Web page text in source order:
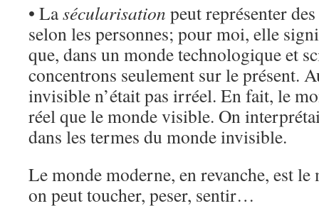
• Lasécularisation peut représenter
selon les personnes; pour moi, elle
que, dans un monde technologique et
concentrons seulement sur le présent.
invisible n’était pas irréel. En fait, le
réel que le monde visible. On
dans les termes du monde invisible.
Le monde moderne, en revanche, est le
on peut toucher, peser, sentir…